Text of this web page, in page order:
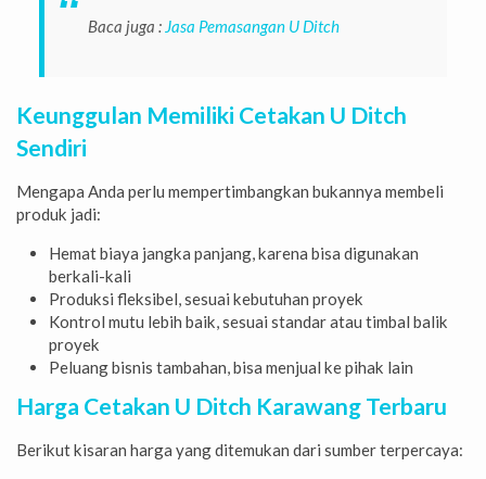
Baca juga : Jasa Pemasangan U Ditch
Keunggulan Memiliki Cetakan U Ditch
Sendiri
Mengapa Anda perlu mempertimbangkan bukannya membeli
produk jadi:
Hemat biaya jangka panjang, karena bisa digunakan
berkali-kali
Produksi fleksibel, sesuai kebutuhan proyek
Kontrol mutu lebih baik, sesuai standar atau timbal balik
proyek
Peluang bisnis tambahan, bisa menjual ke pihak lain
Harga Cetakan U Ditch Karawang Terbaru
Berikut kisaran harga yang ditemukan dari sumber terpercaya: